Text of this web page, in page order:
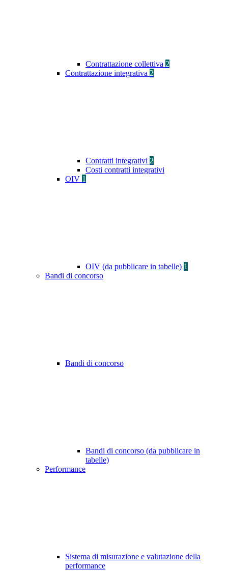
Contrattazione collettiva 2
Contrattazione integrativa 2
Contratti integrativi 2
Costi contratti integrativi
OIV 1
OIV (da pubblicare in tabelle) 1
Bandi di concorso
Bandi di concorso
Bandi di concorso (da pubblicare in
tabelle)
Performance
Sistema di misurazione e valutazione della
performance